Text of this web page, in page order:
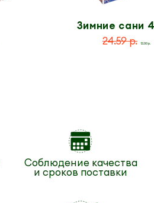
Зимние сани
24.59 р.
12.00 р.
Соблюдение качества
и сроков поставки